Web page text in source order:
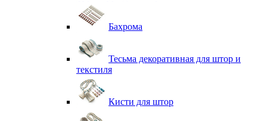
Бахрома
Тесьма декоративная для штор и
текстиля
Кисти для штор